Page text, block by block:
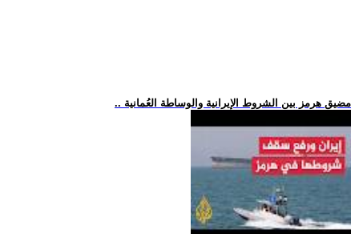
.. مضيق هرمز بين الشروط الإيرانية والوساطة العُمانية